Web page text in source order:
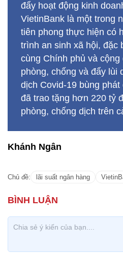
đẩy hoạt động kinh
VietinBank là một trong
tiên phong thực hiện có
trình an sinh xã hội, đặc
cùng Chính phủ và cộng
phòng, chống và đẩy lùi
dịch Covid-19 bùng
đã trao tặng hơn 220 tỷ
phòng, chống dịch trên
Khánh Ngân
Chủ đề: lãi suất ngân hàng